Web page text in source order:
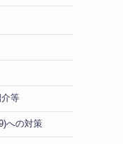
等
への対策